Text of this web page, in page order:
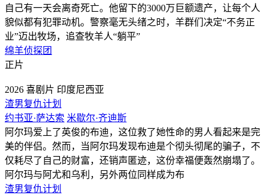
自己有一天会离奇死亡。他留下的3000万巨额遗产，让每个人
貌似都有犯罪动机。警察毫无头绪之时，羊群们决定“不务正
业”迈出牧场，追查牧羊人“躺平”
绵羊侦探团
正片
2026 喜剧片 印度尼西亚
渣男复仇计划
约书亚·萨达索 米歇尔·齐迪斯
阿尔玛爱上了英俊的布迪，这位救了她性命的男人看起来是完
美的伴侣。然而，当阿尔玛发现布迪是个彻头彻尾的骗子，不
仅耗尽了自己的财富，还销声匿迹，这份幸福便轰然崩塌了。
阿尔玛与阿尤和乌利，另外两位同样成为布
渣男复仇计划